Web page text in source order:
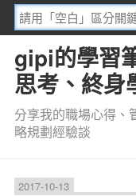
gipi的學習
思考、終身
分享我的職場心得、
略規劃經驗談
2017-10-13